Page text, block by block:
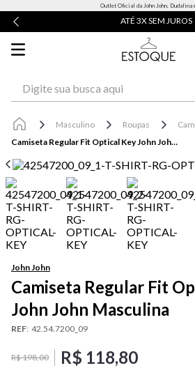
Outlet Oficial da John John, Dudalina
ATÉ 3X SEM JUROS
Masculino Roupas
Camiseta Regular Fit Optical Key John John Masculina
John John
Camiseta Regular Fit
John John Masculina
REF: 42.54.7200_09
R$198,00 R$ 118,80